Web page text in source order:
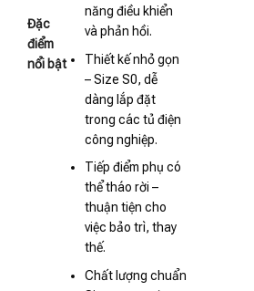
Đặc
điểm
nổi bật
năng điều khiển
và phản hồi.
Thiết kế nhỏ gọn
– Size S0, dễ
dàng lắp đặt
trong các tủ điện
công nghiệp.
Tiếp điểm phụ có
thể tháo rời –
thuận tiện cho
việc bảo trì, thay
thế.
Chất lượng chuẩn